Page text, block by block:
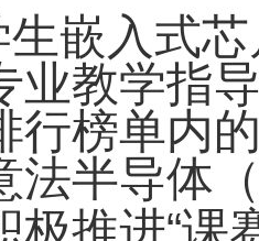
嵌入式
业教学指
行榜单内
法半导体
极推进“课